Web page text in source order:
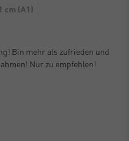
cm (A1)
Bin mehr als zufrieden und
Nur zu empfehlen!